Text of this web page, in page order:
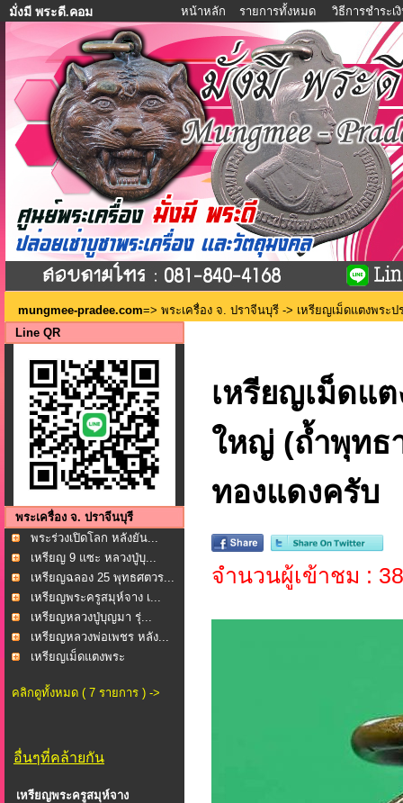
มั่งมี พระดี.คอม หน้าหลัก รายการทั้งหมด วิธีการชำระเ
mungmee-pradee.com=> พระเครื่อง จ. ปราจีนบุรี -> เหรียญเม็ดแตงพระ
Line QR
พระเครื่อง จ. ปราจีนบุรี
พระร่วงเปิดโลก หลังยัน...
เหรียญ 9 แซะ หลวงปู่บุ...
เหรียญฉลอง 25 พุทธศตวร...
เหรียญพระครูสมุห์จาง เ...
เหรียญหลวงปู่บุญมา รุ่...
เหรียญหลวงพ่อเพชร หลัง...
เหรียญเม็ดแตงพระ
คลิกดูทั้งหมด ( 7 รายการ ) ->
อื่นๆที่คล้ายกัน
เหรียญพระครูสมุห์จาง
เหรียญเม็ดแ
ใหญ่ (ถ้ำพุทธ
ทองแดงครับ
จำนวนผู้เข้าชม :